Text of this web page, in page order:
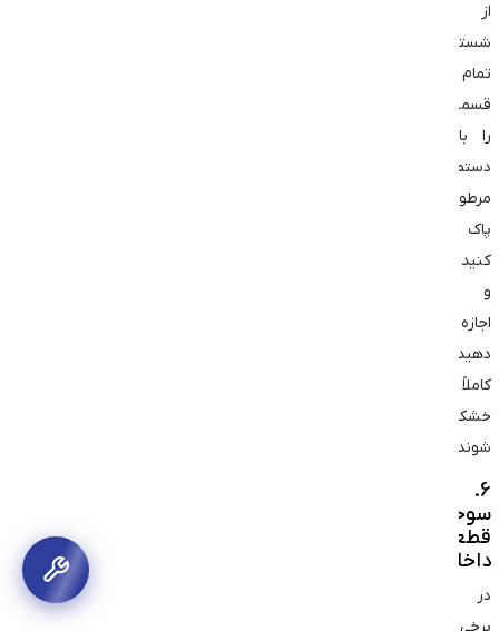
از
شستشو،
تمام
قسمت‌ها
را با
دستمال
مرطوب
پاک
کنید
و
اجازه
دهید
کاملاً
خشک
شوند.
6.
سوختن
قطعات
داخلی
در